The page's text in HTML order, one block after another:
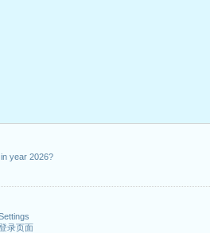
year 2026?
录页面